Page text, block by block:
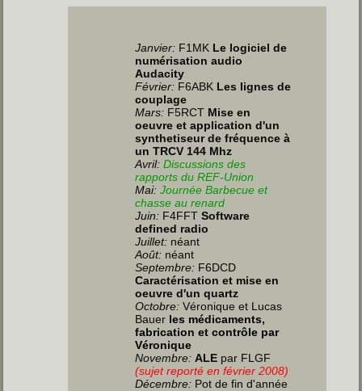
Janvier: F1MK Le logiciel de
numérisation audio
Audacity
Février: F6ABK Les lignes de
couplage
Mars: F5RCT Mise en
oeuvre et application d'un
synthetiseur de fréquence à
un TRCV 144 Mhz
Avril: Discussions des
rapports du REF-Union
Mai:Journée Barbecue et
chasse au renard
Juin: F4FFT Software
defined radio
Juillet: néant
Août: néant
Septembre: F6DCD
Caractérisation et mise en
oeuvre d'un quartz
Octobre: Véronique et Lucas
Bauer les médicaments,
fabrication et contrôle par
Véronique
Novembre: ALE par FLGF
(sujet reporté en février 2008)
Décembre: Pot de fin d'année